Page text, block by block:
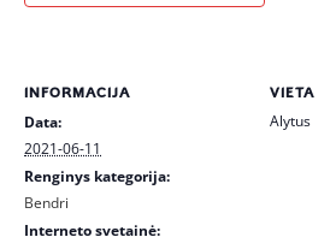
INFORMACIJA
Data:
2021-06-11
Renginys kategorija:
Bendri
Interneto svetainė:
VIETA
Alytus